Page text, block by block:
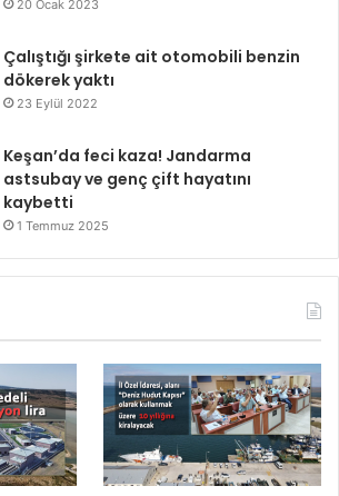
20 Ocak 2023
Çalıştığı şirkete ait otomobili benzin
dökerek yaktı
23 Eylül 2022
Keşan’da feci kaza! Jandarma
astsubay ve genç çift hayatını
kaybetti
1 Temmuz 2025